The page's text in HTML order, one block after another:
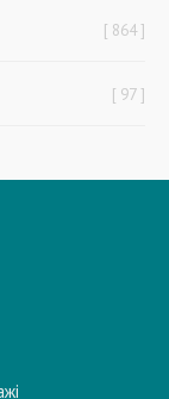
864
97